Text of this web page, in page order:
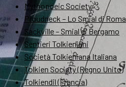
Mythopoeic Society
Proudneck – Lo Smial di Roma
Sackville – Smial di Bergamo
Sentieri Tolkieniani
Società Tolkieniana Italiana
Tolkien Society (Regno Unito)
Tolkiendil (Francia)